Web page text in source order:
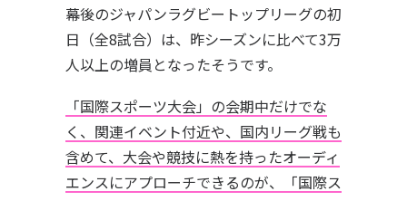
幕後のジャパンラグビートップリーグの初
日（全8試合）は、昨シーズンに比べて3万
人以上の増員となったそうです。
「国際スポーツ大会」の会期中だけでな
く、関連イベント付近や、国内リーグ戦も
含めて、大会や競技に熱を持ったオーディ
エンスにアプローチできるのが、「国際ス